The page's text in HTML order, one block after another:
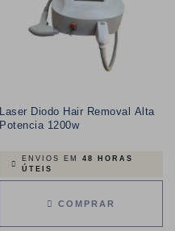
Laser Diodo Hair Removal Alta
Potencia 1200w
ENVIOS EM 48 HORAS
ÚTEIS
COMPRAR